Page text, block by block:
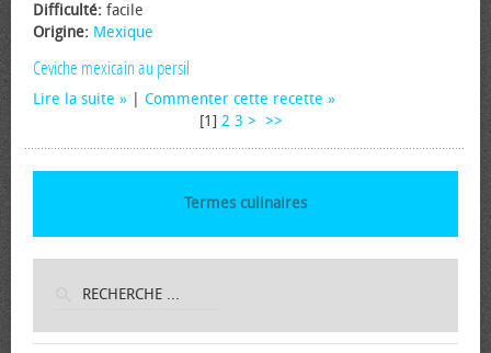
Difficulté: facile
Origine: Mexique
Ceviche mexicain au persil
Lire la suite
Commenter cette recette
[1] 2 3 > >>
Termes culinaires